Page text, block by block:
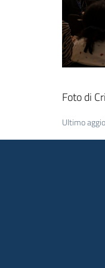
Foto di
Ultimo